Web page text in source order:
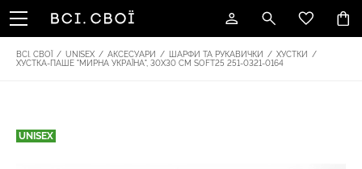
ВСІ. СВОЇ / UNISEX / АКСЕСУАРИ / ШАРФИ ТА РУКАВИЧКИ / ХУСТКИ
/
ХУСТКА-ПАШЕ "МИРНА УКРАЇНА", 30Х30 СМ SOFT25 251-0321-0164
UNISEX